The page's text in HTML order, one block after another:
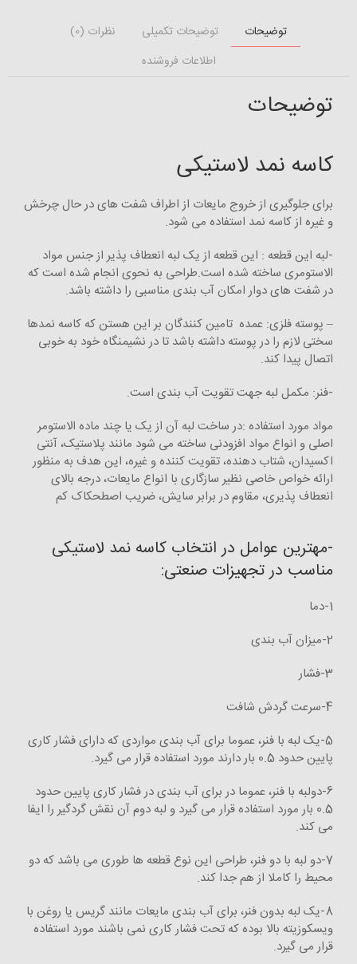
توضیحات توضیحات تکمیلی
نظرات (0)
اطلاعات فروشنده
توضیحات
کاسه نمد لاستیکی
برای جلوگیری از خروج مایعات از اطراف شفت های در حال چرخش
و غیره از کاسه نمد استفاده می شود.
-لبه این قطعه : این قطعه از یک لبه انعطاف پذیر از جنس مواد
الاستومری ساخته شده است.طراحی به نحوی انجام شده است که
در شفت های دوار امکان آب بندی مناسبی را داشته باشد.
– پوسته فلزی: عمده تامین کنندگان بر این هستن که کاسه نمدها
سختی لازم را در پوسته داشته باشد تا در نشیمنگاه خود به خوبی
اتصال پیدا کند.
-فنر: مکمل لبه جهت تقویت آب بندی است.
مواد مورد استفاده :در ساخت لبه آن از یک یا چند ماده الاستومر
اصلی و انواع مواد افزودنی ساخته می شود مانند پلاستیک، آنتی
اکسیدان، شتاب دهنده، تقویت کننده و غیره، این هدف به منظور
ارائه خواص خاصی نظیر سازگاری با انواع مایعات، درجه بالای
انعطاف پذیری، مقاوم در برابر سایش، ضریب اصطحکاک کم
-مهترین عوامل در انتخاب کاسه نمد لاستیکی
مناسب در تجهیزات صنعتی:
1-دما
2-میزان آب بندی
3-فشار
4-سرعت گردش شافت
5-یک لبه با فنر، عموما برای آب بندی مواردی که دارای فشار کاری
پایین حدود 0.5 بار دارند مورد استفاده قرار می گیرد.
6-دولبه با فنر، عموما در برای آب بندی در فشار کاری پایین حدود
0.5 بار مورد استفاده قرار می گیرد و لبه دوم آن نقش گردگیر را ایفا
می کند.
7-دو لبه با دو فنر، طراحی این نوع قطعه ها طوری می باشد که دو
محیط را کاملا از هم جدا کند.
8-یک لبه بدون فنر، برای آب بندی مایعات مانند گریس یا روغن با
ویسکوزیته بالا بوده که تحت فشار کاری نمی باشند مورد استفاده
قرار می گیرد.